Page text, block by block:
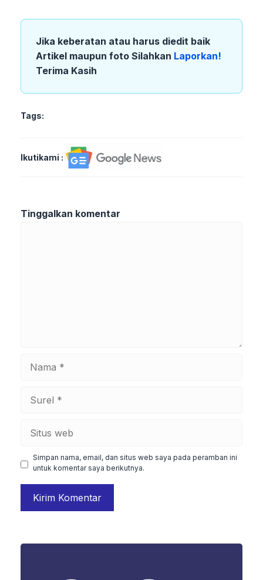
Jika keberatan atau harus diedit baik
Artikel maupun foto Silahkan Laporkan!
Terima Kasih
Tags:
Ikutikami :
Tinggalkan komentar
Simpan nama, email, dan situs web saya pada peramban ini
untuk komentar saya berikutnya.